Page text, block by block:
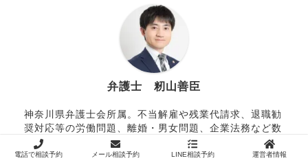
弁護士 籾山善臣
神奈川県弁護士会所属。不当解雇や残業代請求、退職勧
奨対応等の労働問題、離婚・男女問題、企業法務など数
多く担当している。労働問題に関する問い合わせは月間
１００件以上あり（令和３年10月現在）。誰でも気軽に
電話で相談予約 メール相談予約 LINE相談予約 運営者情報